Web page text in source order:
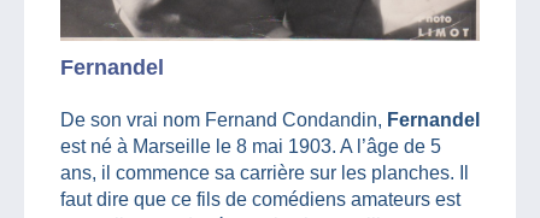
Fernandel
De son vrai nom Fernand Condandin, Fernandel
est né à Marseille le 8 mai 1903. A l’âge de 5
ans, il commence sa carrière sur les planches. Il
faut dire que ce fils de comédiens amateurs est